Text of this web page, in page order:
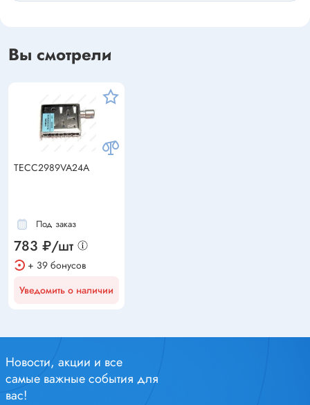
Вы смотрели
TECC2989VA24A
Под заказ
783 ₽/шт
+ 39 бонусов
Уведомить о наличии
Новости, акции и все
самые важные события для
вас!